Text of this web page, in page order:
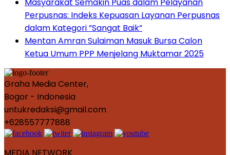
Perpusnas: Indeks Kepuasan Layanan Perpusnas
dalam Kategori ”Sangat Baik”
Mentan Amran Sulaiman Masuk Bursa Calon
Ketua Umum PPP Menjelang Muktamar 2025
Graha Media Center,
Bogor - Indonesia
untukredaksi@gmail.com
+628557777888